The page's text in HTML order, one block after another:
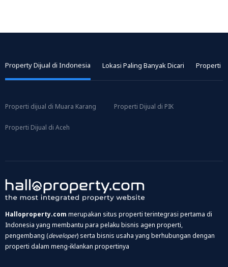
Property Dijual di Indonesia Lokasi Paling Banyak Dicari Properti
Properti dijual di Muara Karang Properti Dijual di PIK
Properti Dijual di Aceh
Halloproperty.com merupakan situs properti terintegrasi pertama di
Indonesia yang membantu para pelaku bisnis agen properti,
pengembang (developer) serta bisnis usaha yang berhubungan dengan
properti dalam meng-iklankan propertinya